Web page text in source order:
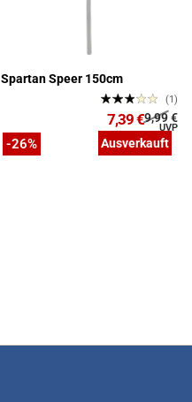
Spartan Speer 150cm
(1)
7,39 €9,99 €
Ausverkauft
-26%